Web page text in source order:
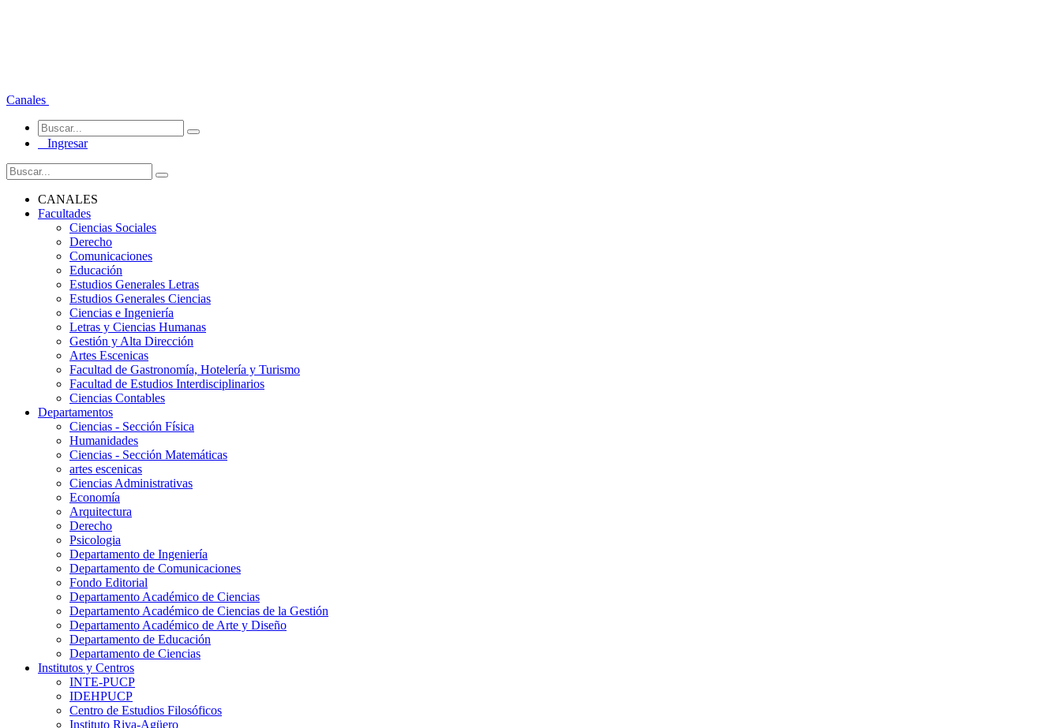
Canales
Ingresar
CANALES
Facultades
Ciencias Sociales
Derecho
Comunicaciones
Educación
Estudios Generales Letras
Estudios Generales Ciencias
Ciencias e Ingeniería
Letras y Ciencias Humanas
Gestión y Alta Dirección
Artes Escenicas
Facultad de Gastronomía, Hotelería y Turismo
Facultad de Estudios Interdisciplinarios
Ciencias Contables
Departamentos
Ciencias - Sección Física
Humanidades
Ciencias - Sección Matemáticas
artes escenicas
Ciencias Administrativas
Economía
Arquitectura
Derecho
Psicologia
Departamento de Ingeniería
Departamento de Comunicaciones
Fondo Editorial
Departamento Académico de Ciencias
Departamento Académico de Ciencias de la Gestión
Departamento Académico de Arte y Diseño
Departamento de Educación
Departamento de Ciencias
Institutos y Centros
INTE-PUCP
IDEHPUCP
Centro de Estudios Filosóficos
Instituto Riva-Agüero